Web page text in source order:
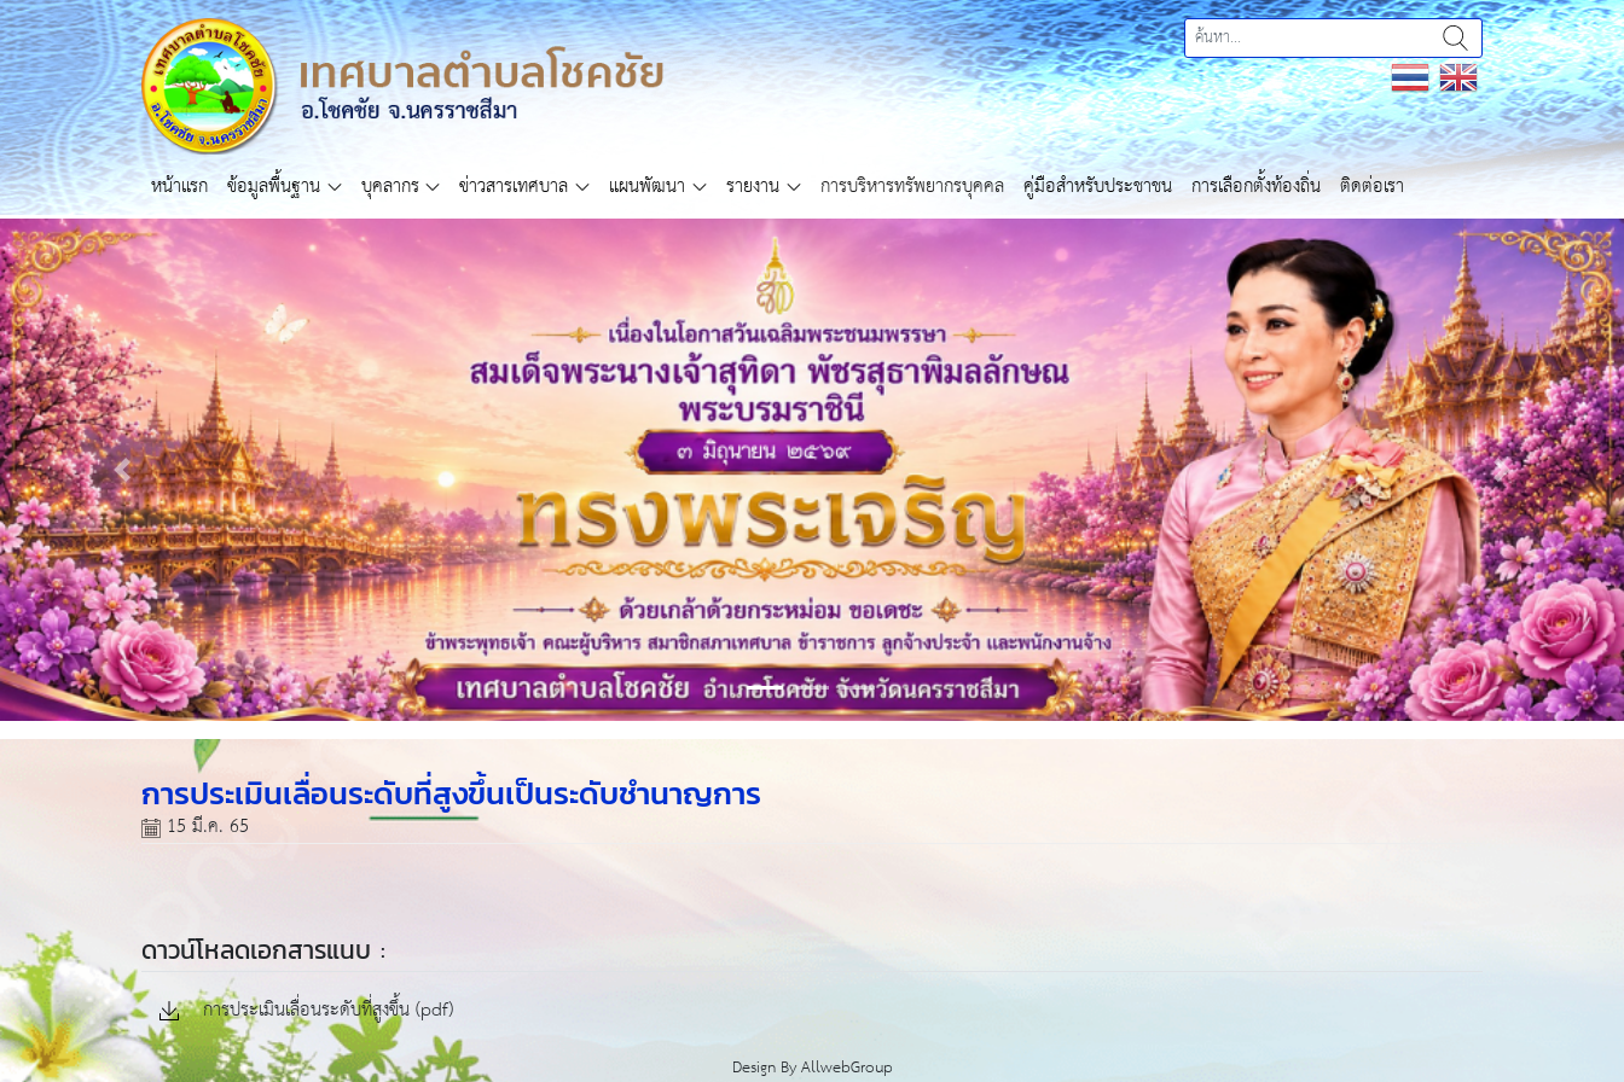
หน้าแรก ข้อมูลพื้นฐาน บุคลากร ข่าวสารเทศบาล แผนพัฒนา รายงาน การบริหารทรัพยากรบุคคล คู่มือสำหรับประชาชน การเลือกตั้งท้องถิ่น ติดต่อเรา
Previous Next
การประเมินเลื่อนระดับที่สูงขึ้นเป็นระดับชำนาญการ
15 มี.ค. 65
ดาวน์โหลดเอกสารแนบ :
การประเมินเลื่อนระดับที่สูงขึ้น (pdf)
Design ByAllwebGroup